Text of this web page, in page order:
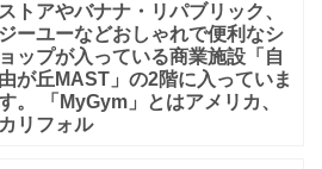
ストアやバナナ・リパブリック、
ジーユーなどおしゃれで便利なシ
ョップが入っている商業施設「自
由が丘MAST」の2階に入っていま
。 「MyGym」とはアメリカ、
カリフォル